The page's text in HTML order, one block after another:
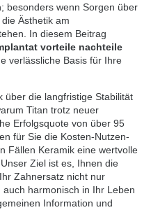
besonders wenn Sorgen über
Ästhetik am
In diesem Beitrag
vorteile nachteile
verlässliche Basis für Ihre
über die langfristige Stabilität
Titan trotz neuer
Erfolgsquote von über 95
für Sie die Kosten-Nutzen-
Fällen Keramik eine wertvolle
Ziel ist es, Ihnen die
Zahnersatz nicht nur
harmonisch in Ihr Leben
Information und